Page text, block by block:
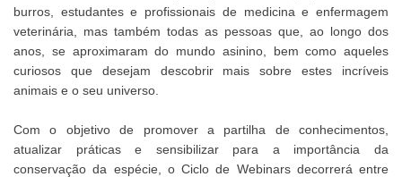
burros, estudantes e profissionais de medicina e enfermagem
veterinária, mas também todas as pessoas que, ao longo dos
anos, se aproximaram do mundo asinino, bem como aqueles
curiosos que desejam descobrir mais sobre estes incríveis
animais e o seu universo.
Com o objetivo de promover a partilha de conhecimentos,
atualizar práticas e sensibilizar para a importância da
conservação da espécie, o Ciclo de Webinars decorrerá entre